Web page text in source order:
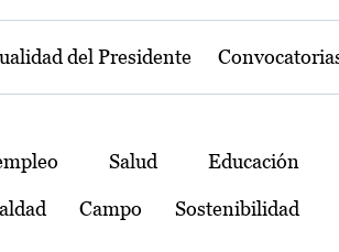
del Presidente
Salud Educación
Campo Sostenibilidad